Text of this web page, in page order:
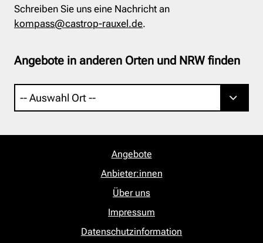
Schreiben Sie uns eine Nachricht an
kompass@castrop-rauxel.de.
Angebote in anderen Orten und NRW finden
Angebote
Anbieter:innen
Über uns
Impressum
Datenschutzinformation